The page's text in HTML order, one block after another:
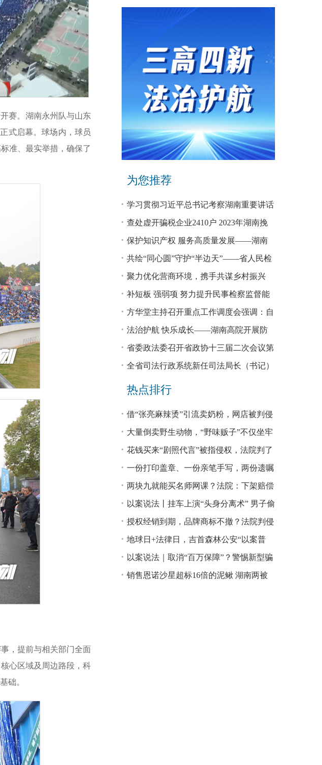
赛。湖南永州队与山东
式启幕。球场内，球员
准、最实举措，确保了
，提前与相关部门全面
心区域及周边路段，科
础。
为您推荐
学习贯彻习近平总书记考察湖南重要讲话
和指示精神专题研讨班开班
查处虚开骗税企业2410户 2023年湖南挽
回税款损失48.2亿元
保护知识产权 服务高质量发展——湖南
省公安厅公布打击侵犯知识产权犯罪10起
典型案例
共绘“同心圆”守护“半边天”——省人民检
察院、省妇联共同主办检察开放日活动
聚力优化营商环境，携手共谋乡村振兴
—— 省法院驻大坪村工作队、村“两委”干
部赴企参观学习调研
补短板 强弱项 努力提升民事检察监督能
力
方华堂主持召开重点工作调度会强调：自
我加压 砥砺奋进 推动工作更有成效 更加
出彩
法治护航 快乐成长——湖南高院开展防
欺凌、防性侵公益普法宣讲
省委政法委召开省政协十三届二次会议第
0327号提案办理座谈会
全省司法行政系统新任司法局长（书记）
培训班开班 方华堂作专题辅导
热点排行
借“张亮麻辣烫”引流卖奶粉，网店被判侵
权！
大量倒卖野生动物，“野味贩子”不仅坐牢
还得赔钱
花钱买来“剧照代言”被指侵权，法院判了
一份打印盖章、一份亲笔手写，两份遗嘱
谁说了算？
两块九就能买名师网课？法院：下架赔偿
以案说法丨挂车上演“头身分离术” 男子偷
逃高速通行费获刑
授权经销到期，品牌商标不撤？法院判侵
权！
地球日+法律日，吉首森林公安“以案普
法”
以案说法｜取消“百万保障”？警惕新型骗
局！
销售恩诺沙星超标16倍的泥鳅 湖南两被